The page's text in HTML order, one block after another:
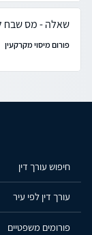
שאלה - מס שבח
פורום מיסוי מקרקעין
חיפוש עורך דין
עורך דין לפי עיר
פורומים משפטיים